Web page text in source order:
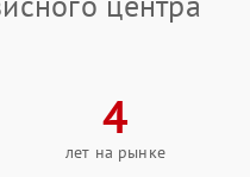
4
лет на рынке